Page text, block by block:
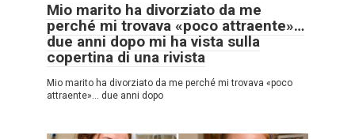
Mio marito ha divorziato da me
perché mi trovava «poco attraente»…
due anni dopo mi ha vista sulla
copertina di una rivista
Mio marito ha divorziato da me perché mi trovava «poco
attraente»… due anni dopo